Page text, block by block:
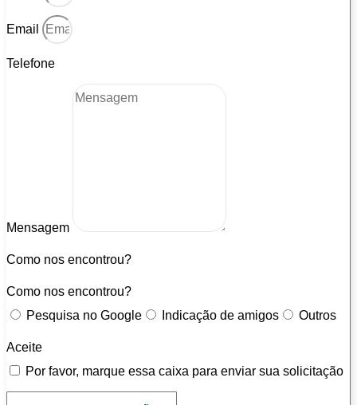
Email
Telefone
Mensagem
Como nos encontrou?
Como nos encontrou?
Pesquisa no Google
Indicação de amigos Outros
Aceite
Por favor, marque essa caixa para enviar sua solicitação